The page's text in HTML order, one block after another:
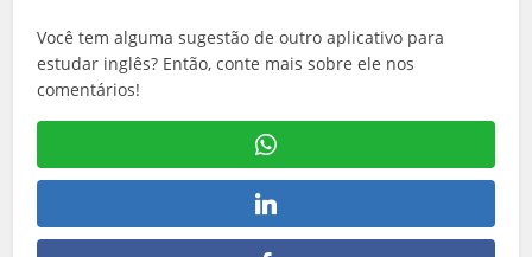
Você tem alguma sugestão de outro aplicativo para
estudar inglês? Então, conte mais sobre ele nos
comentários!